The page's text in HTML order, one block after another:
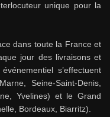
unique pour la
dans toute la France et
jour des livraisons et
s’effectuent
Seine-Saint-Denis,
Yvelines) et le Grand
Bordeaux, Biarritz).